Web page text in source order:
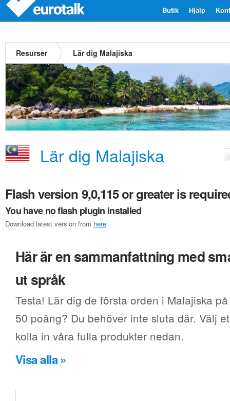
Hjälp
Butik
Resurser Lär dig Malajiska
Lär dig Malajiska
Flash version 9,0,115 or greater is
You have no flash plugin installed
Download latest version from here
Här är en sammanfattning med
ut språk
Testa! Lär dig de första orden i Malajiska
50 poäng? Du behöver inte sluta där. Välj
kolla in våra fulla produkter nedan.
Visa alla »